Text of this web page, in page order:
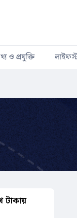
ও প্রযুক্তি